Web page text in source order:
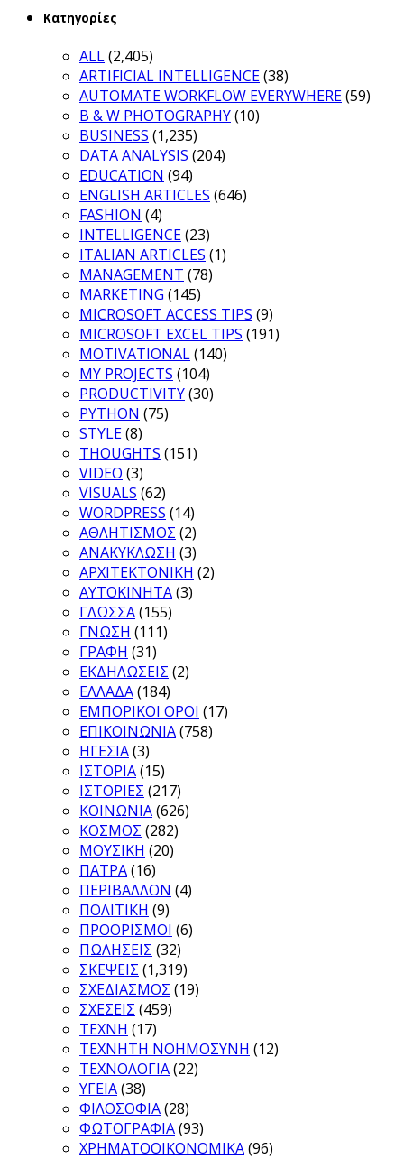
Κατηγορίες
ALL(2,405)
ARTIFICIAL INTELLIGENCE(38)
AUTOMATE WORKFLOW EVERYWHERE(59)
B & W PHOTOGRAPHY(10)
BUSINESS (1,235)
DATA ANALYSIS (204)
EDUCATION (94)
ENGLISH ARTICLES (646)
FASHION (4)
INTELLIGENCE(23)
ITALIAN ARTICLES (1)
MANAGEMENT (78)
MARKETING (145)
MICROSOFT ACCESS TIPS (9)
MICROSOFT EXCEL TIPS (191)
MOTIVATIONAL(140)
MY PROJECTS (104)
PRODUCTIVITY(30)
PYTHON (75)
STYLE(8)
THOUGHTS (151)
VIDEO (3)
VISUALS (62)
WORDPRESS (14)
ΑΘΛΗΤΙΣΜΟΣ (2)
ΑΝΑΚΥΚΛΩΣΗ (3)
ΑΡΧΙΤΕΚΤΟΝΙΚΗ (2)
ΑΥΤΟΚΙΝΗΤΑ(3)
ΓΛΩΣΣΑ(155)
ΓΝΩΣΗ (111)
ΓΡΑΦΗ (31)
ΕΚΔΗΛΩΣΕΙΣ (2)
ΕΛΛΑΔΑ(184)
ΕΜΠΟΡΙΚΟΙ ΟΡΟΙ (17)
ΕΠΙΚΟΙΝΩΝΙΑ(758)
ΗΓΕΣΙΑ(3)
ΙΣΤΟΡΙΑ(15)
ΙΣΤΟΡΙΕΣ (217)
ΚΟΙΝΩΝΙΑ(626)
ΚΟΣΜΟΣ (282)
ΜΟΥΣΙΚΗ (20)
ΠΑΤΡΑ(16)
ΠΕΡΙΒΑΛΛΟΝ (4)
ΠΟΛΙΤΙΚΗ (9)
ΠΡΟΟΡΙΣΜΟΙ (6)
ΠΩΛΗΣΕΙΣ (32)
ΣΚΕΨΕΙΣ (1,319)
ΣΧΕΔΙΑΣΜΟΣ (19)
ΣΧΕΣΕΙΣ (459)
ΤΕΧΝΗ (17)
ΤΕΧΝΗΤΗ ΝΟΗΜΟΣΥΝΗ (12)
ΤΕΧΝΟΛΟΓΙΑ(22)
ΥΓΕΙΑ(38)
ΦΙΛΟΣΟΦΙΑ(28)
ΦΩΤΟΓΡΑΦΙΑ(93)
ΧΡΗΜΑΤΟΟΙΚΟΝΟΜΙΚΑ(96)